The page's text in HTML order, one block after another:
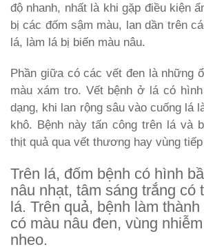
độ nhanh, nhất là khi gặp điều kiện
bị các đốm sậm màu, lan dần trên
lá, làm lá bị biến màu nâu.
Phần giữa có các vết đen là những
màu xám tro. Vết bệnh ở lá có
dạng, khi lan rộng sâu vào cuống lá
khô. Bệnh này tấn công trên lá và
thịt quả qua vết thương hay vùng
Trên lá, đốm bệnh có hình
nâu nhạt, tâm sáng trắng có
lá. Trên quả, bệnh làm
có màu nâu đen, vùng
nheo.